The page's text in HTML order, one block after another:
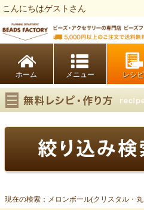
こんにちはゲストさん
ホーム レシピ
現在の検索：メロンボール(クリスタル・